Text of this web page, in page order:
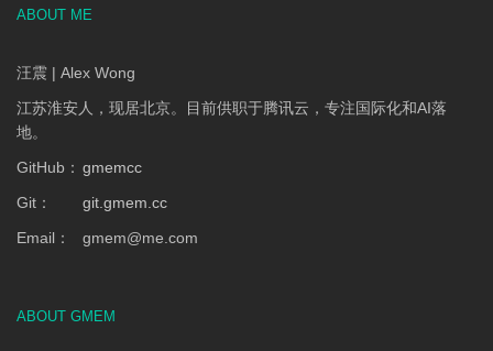
ABOUT ME
汪震 | Alex Wong
江苏淮安人，现居北京。目前供职于腾讯云，专注国际化和AI落
地。
GitHub： gmemcc
Git：
git.gmem.cc
Email：
gmem@me.com
ABOUT GMEM